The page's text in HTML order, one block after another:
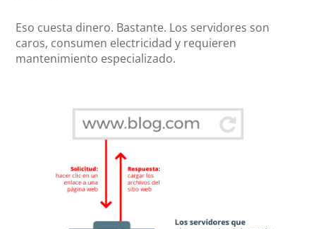
Eso cuesta dinero. Bastante. Los servidores son
caros, consumen electricidad y requieren
mantenimiento especializado.